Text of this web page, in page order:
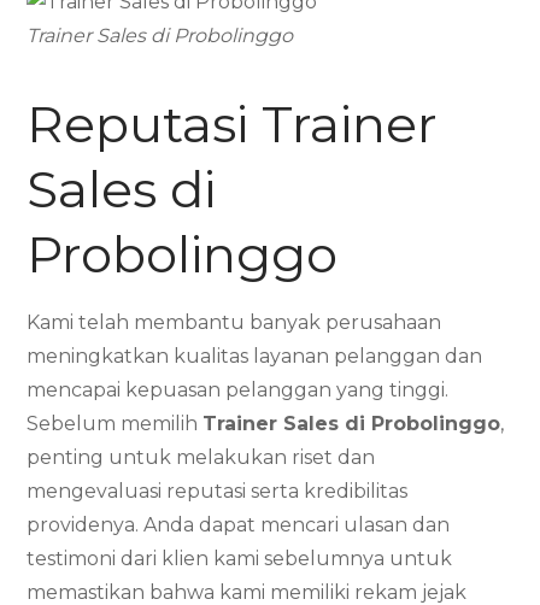
Trainer Sales di Probolinggo
Reputasi Trainer
Sales di
Probolinggo
Kami telah membantu banyak perusahaan
meningkatkan kualitas layanan pelanggan dan
mencapai kepuasan pelanggan yang tinggi.
Sebelum memilih Trainer Sales di Probolinggo,
penting untuk melakukan riset dan
mengevaluasi reputasi serta kredibilitas
providenya. Anda dapat mencari ulasan dan
testimoni dari klien kami sebelumnya untuk
memastikan bahwa kami memiliki rekam jejak